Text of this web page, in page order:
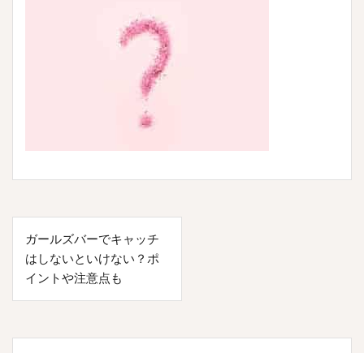
投
稿
ナ
ビ
ゲ
ガールズバーでキャッチ
はしないといけない？ポ
イントや注意点も